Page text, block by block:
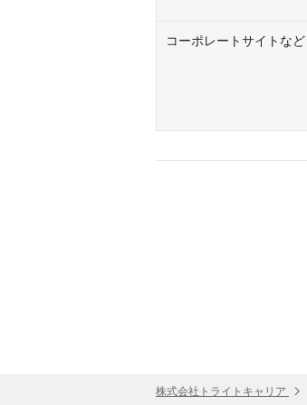
コーポレートサイトなど
株式会社トライトキャリア